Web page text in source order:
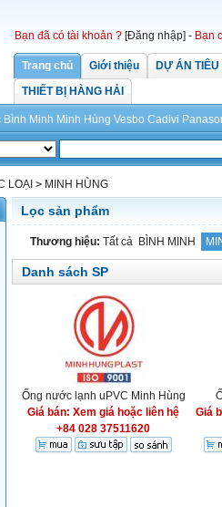
Bạn đã có tài khoản ? [Đăng nhập] - Bạn
Trang chủ Giới thiệu
DỰ ÁN
THIẾT BỊ HÀNG HẢI
Bình Minh Minh Hùng Vesbo Cadivi
LOẠI > MINH HÙNG
Lọc sản phẩm
Thương hiệu: Tất cả BÌNH MINH
Danh sách SP
Ống nước lạnh uPVC Minh Hùng
Giá bán: Xem giá hoặc liên hệ
+84 028 37511620
Giá